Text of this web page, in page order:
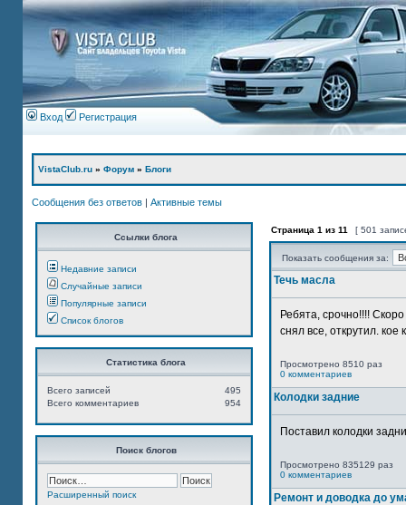
Вход Регистрация
VistaClub.ru » Форум » Блоги
Сообщения без ответов | Активные темы
Ссылки блога
Недавние записи
Случайные записи
Популярные записи
Список блогов
Статистика блога
495
Всего записей
954
Всего комментариев
Поиск блогов
Расширенный поиск
Страница 1 из 11 [ 501
Показать сообщения за:
Течь масла
Ребята, срочно!!!!
снял все, открутил. кое
Просмотрено 8510 раз
0 комментариев
Колодки задние
Поставил колодки
Просмотрено 835129 раз
0 комментариев
Ремонт и доводка до